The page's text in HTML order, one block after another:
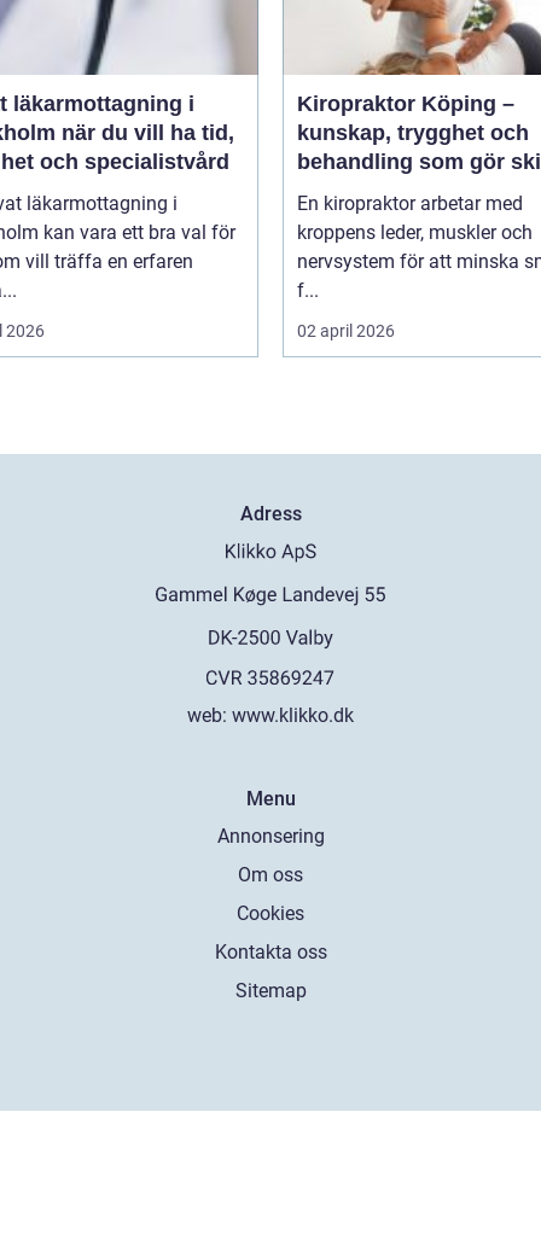
läkarmottagning i
vill ha tid,
och specialistvård
läkarmottagning i
kan vara ett bra val för
vill träffa en erfaren
2026
Kiropraktor Köping –
kunskap, trygghet och
behandling som gör
En kiropraktor arbetar med
kroppens leder, muskler och
nervsystem för att minska
f...
02 april 2026
Adress
web: www.klikko.dk
Menu
Annonsering
Om oss
Cookies
Kontakta oss
Sitemap